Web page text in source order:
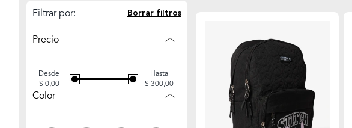
Filtrar por: Borrar filtros
Precio
Desde
$ 0,00
Hasta
$ 300,00
Color